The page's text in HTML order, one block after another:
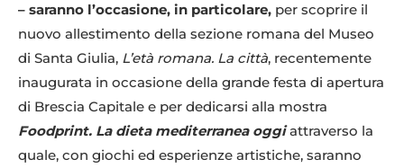
– saranno l’occasione, in particolare, per scoprire il
nuovo allestimento della sezione romana del Museo
di Santa Giulia, L’età romana. La città, recentemente
inaugurata in occasione della grande festa di apertura
di Brescia Capitale e per dedicarsi alla mostra
Foodprint. La dieta mediterranea oggiattraverso la
quale, con giochi ed esperienze artistiche, saranno